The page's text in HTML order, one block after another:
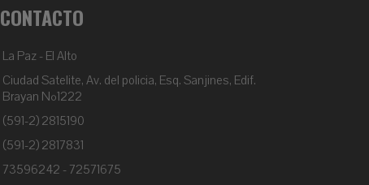
CONTACTO
La Paz - El Alto
Ciudad Satelite, Av. del policia, Esq. Sanjines, Edif.
Brayan Nº1222
(591-2) 2815190
(591-2) 2817831
73596242 - 72571675